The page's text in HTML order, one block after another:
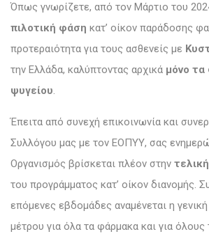
Όπως γνωρίζετε, από τον Μάρτιο του
πιλοτική φάση κατ’ οίκον παράδοσης
προτεραιότητα για τους ασθενείς με
την Ελλάδα, καλύπτοντας αρχικά μόνο
ψυγείου.
Έπειτα από συνεχή επικοινωνία και
Συλλόγου μας με τον ΕΟΠΥΥ, σας
Οργανισμός βρίσκεται πλέον στην
του προγράμματος κατ’ οίκον διανομής.
επόμενες εβδομάδες αναμένεται η
μέτρου για όλα τα φάρμακα και για όλους